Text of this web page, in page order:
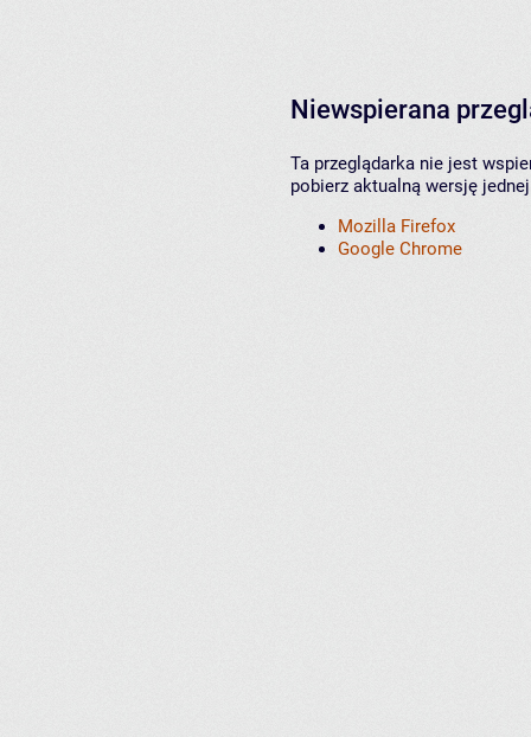
Niewspierana
Ta przeglądarka nie jest
pobierz aktualną wersję
Mozilla Firefox
Google Chrome